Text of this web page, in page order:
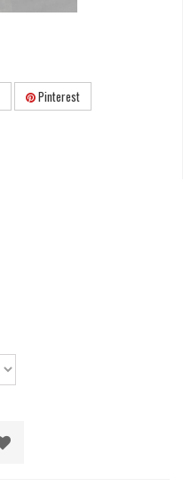
Pinterest